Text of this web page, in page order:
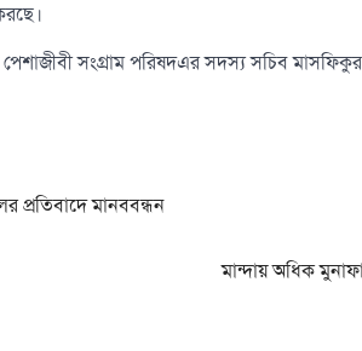
পেশাজীবী সংগ্রাম পরিষদএর সদস্য সচিব
প্রতিবাদে মানববন্ধন
মান্দায় অধিক